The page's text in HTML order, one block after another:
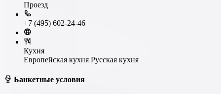
Проезд
+7 (495) 602-24-46
Кухня
Европейская кухня Русская кухня
Банкетные условия